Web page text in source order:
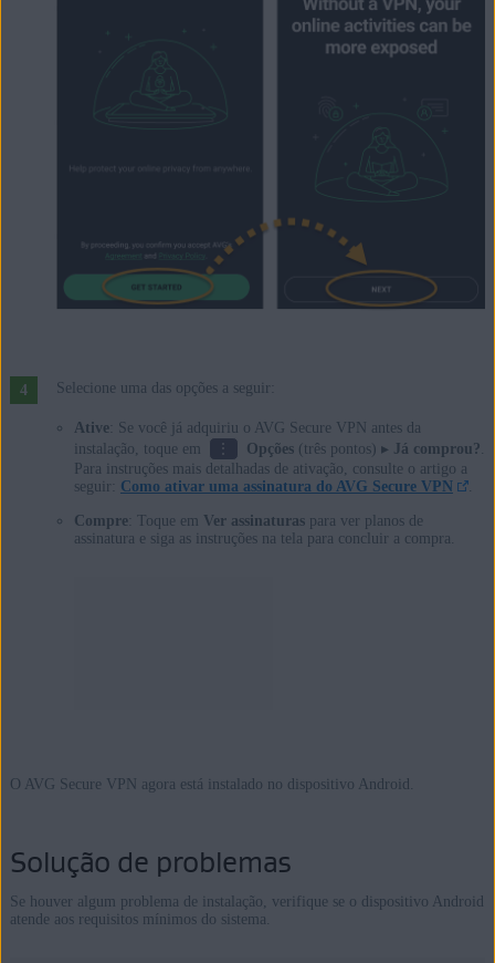
Selecione uma das opções a seguir:
Ative: Se você já adquiriu o AVG Secure VPN antes da
instalação, toque em
⋮ Opções(três pontos) ▸ Já comprou?.
Para instruções mais detalhadas de ativação, consulte o artigo a
seguir: Como ativar uma assinatura do AVG Secure VPN
Compre: Toque em Ver assinaturaspara ver planos de
assinatura e siga as instruções na tela para concluir a compra.
O AVG Secure VPN agora está instalado no dispositivo Android.
Solução de problemas
Se houver algum problema de instalação, verifique se o dispositivo Android
atende aos requisitos mínimos do sistema.